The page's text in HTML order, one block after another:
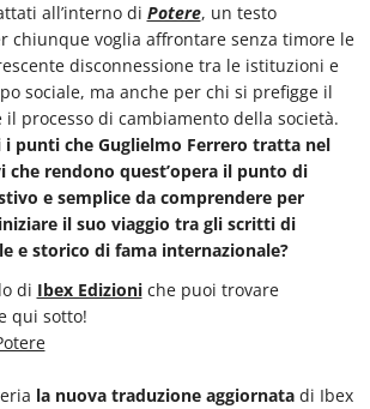
all’interno di Potere, un testo
chiunque voglia affrontare senza timore le
disconnessione tra le istituzioni e
sociale, ma anche per chi si prefigge il
processo di cambiamento della società.
punti che Guglielmo Ferrero tratta nel
rendono quest’opera il punto di
e semplice da comprendere per
il suo viaggio tra gli scritti di
e storico di fama internazionale?
di Ibex Edizioniche puoi trovare
qui sotto!
la nuova traduzione aggiornata di Ibex